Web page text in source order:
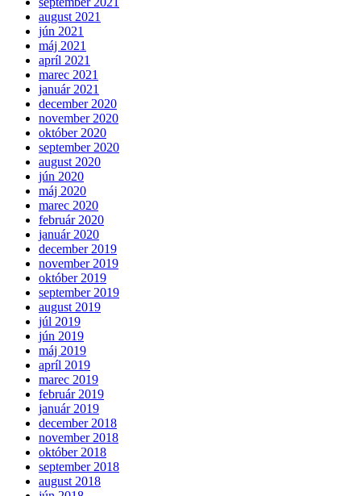
august 2021
jún 2021
máj 2021
apríl 2021
marec 2021
január 2021
december 2020
november 2020
október 2020
september 2020
august 2020
jún 2020
máj 2020
marec 2020
február 2020
január 2020
december 2019
november 2019
október 2019
september 2019
august 2019
júl 2019
jún 2019
máj 2019
apríl 2019
marec 2019
február 2019
január 2019
december 2018
november 2018
október 2018
september 2018
august 2018